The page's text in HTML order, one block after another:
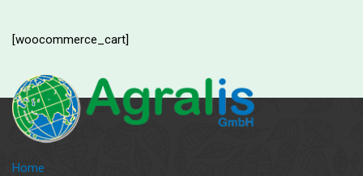
[woocommerce_cart]
Home